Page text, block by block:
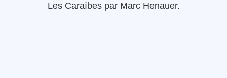
Les Caraïbespar Marc Henauer.